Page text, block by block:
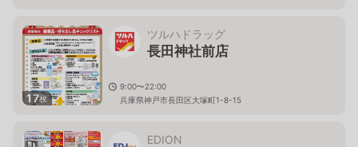
17枚
ツルハドラッグ
長田神社前店
9:00〜22:00
兵庫県神戸市長田区大塚町1-8-15
EDION